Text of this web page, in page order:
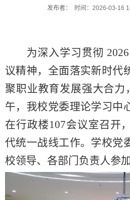
发布者： 时间：2026-03-16
为深入学习贯彻
议精神，全面落实新时代
聚职业教育发展强大合力
午，我校党委理论学习中
在行政楼107会议室召开
代统一战线工作。学校党
校领导、各部门负责人参加